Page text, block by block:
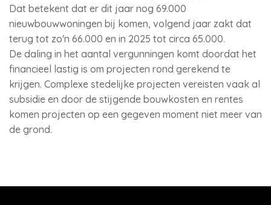
Dat betekent dat er dit jaar nog 69.000
nieuwbouwwoningen bij komen, volgend jaar zakt dat
terug tot zo'n 66.000 en in 2025 tot circa 65.000.
De daling in het aantal vergunningen komt doordat het
financieel lastig is om projecten rond gerekend te
krijgen. Complexe stedelijke projecten vereisten vaak al
subsidie en door de stijgende bouwkosten en rentes
komen projecten op een gegeven moment niet meer van
de grond.